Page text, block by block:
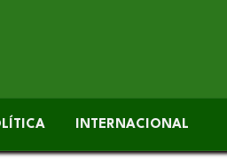
INTERNACIONAL